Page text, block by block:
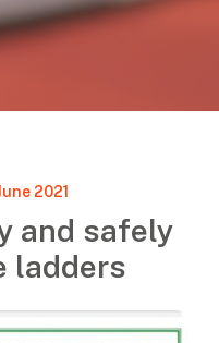
2021
and safely
ladders